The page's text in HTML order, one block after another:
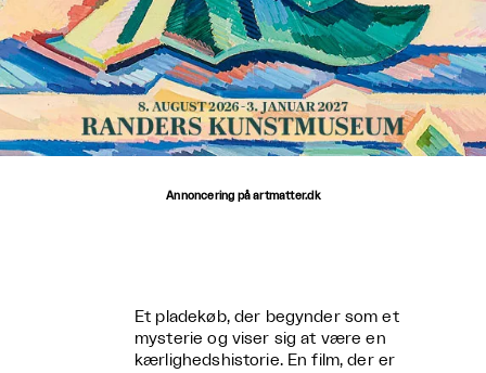
Annoncering på artmatter.dk
Et pladekøb, der begynder som et
mysterie og viser sig at være en
kærlighedshistorie. En film, der er